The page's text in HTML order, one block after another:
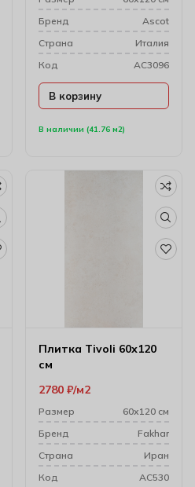
В наличии (41.76 м2)
Бренд
Ascot
Cтрана
Италия
Код
AC3096
В корзину
Плитка Tivoli 60х120
см
2780 ₽ м2
Размер
60х120 см
Бренд
Fakhar
Cтрана
Иран
Код
AC530